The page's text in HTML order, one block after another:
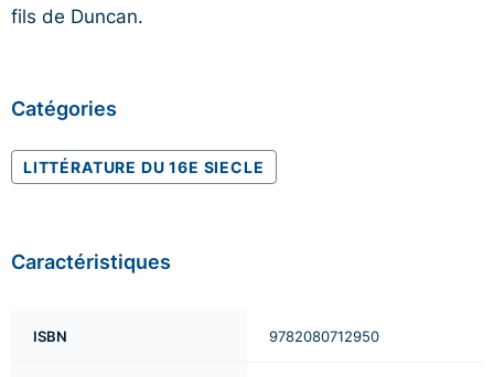
fils de Duncan.
Catégories
LITTÉRATURE DU 16E SIECLE
Caractéristiques
ISBN 9782080712950